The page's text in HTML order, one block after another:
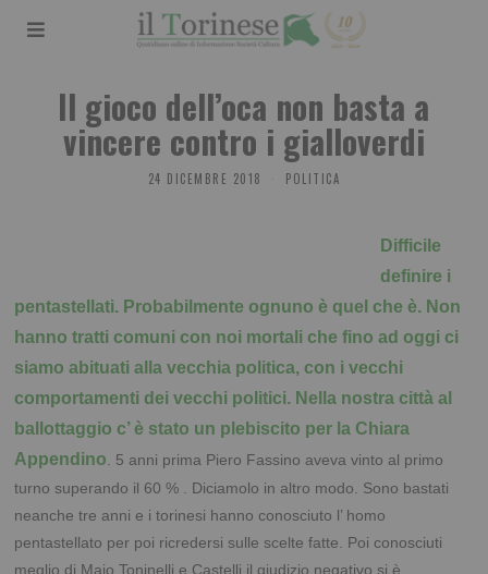
Il gioco dell’oca non basta a
vincere contro i gialloverdi
24 DICEMBRE 2018 POLITICA
Difficile
definire i
pentastellati. Probabilmente ognuno è quel che è. Non
hanno tratti comuni con noi mortali che fino ad oggi ci
siamo abituati alla vecchia politica, con i vecchi
comportamenti dei vecchi politici. Nella nostra città al
ballottaggio c’ è stato un plebiscito per la Chiara
Appendino. 5 anni prima Piero Fassino aveva vinto al primo
turno superando il 60 % . Diciamolo in altro modo. Sono bastati
neanche tre anni e i torinesi hanno conosciuto l’ homo
pentastellato per poi ricredersi sulle scelte fatte. Poi conosciuti
meglio di Maio Toninelli e Castelli il giudizio negativo si è